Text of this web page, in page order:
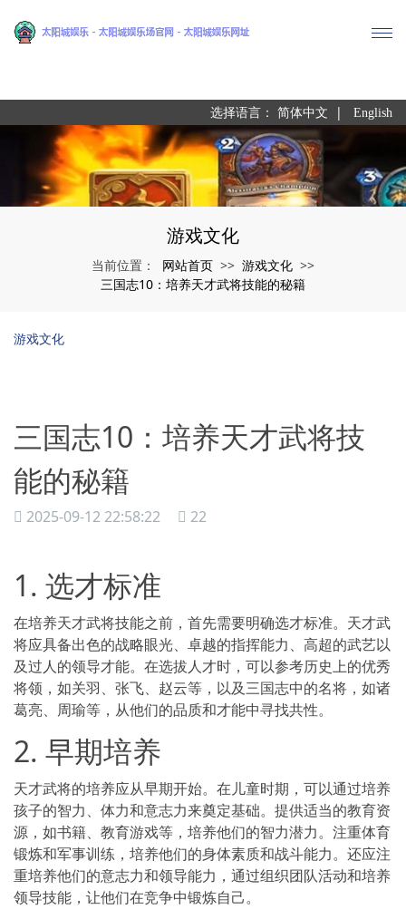
尊龙凯时
选择语言： 简体中文 | English
游戏文化
当前位置： 网站首页 >> 游戏文化 >>
三国志10：培养天才武将技能的秘籍
游戏文化
三国志10：培养天才武将技
能的秘籍
2025-09-12 22:58:22 22
1. 选才标准
在培养天才武将技能之前，首先需要明确选才标准。天才武
将应具备出色的战略眼光、卓越的指挥能力、高超的武艺以
及过人的领导才能。在选拔人才时，可以参考历史上的优秀
将领，如关羽、张飞、赵云等，以及三国志中的名将，如诸
葛亮、周瑜等，从他们的品质和才能中寻找共性。
2. 早期培养
天才武将的培养应从早期开始。在儿童时期，可以通过培养
孩子的智力、体力和意志力来奠定基础。提供适当的教育资
源，如书籍、教育游戏等，培养他们的智力潜力。注重体育
锻炼和军事训练，培养他们的身体素质和战斗能力。还应注
重培养他们的意志力和领导能力，通过组织团队活动和培养
领导技能，让他们在竞争中锻炼自己。